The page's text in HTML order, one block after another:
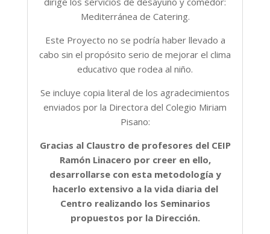
Mediterránea de Catering.
Este Proyecto no se podría haber llevado a
cabo sin el propósito serio de mejorar el clima
educativo que rodea al niño.
Se incluye copia literal de los agradecimientos
enviados por la Directora del Colegio Miriam
Pisano:
Gracias al Claustro de profesores del CEIP
Ramón Linacero por creer en ello,
desarrollarse con esta metodología y
hacerlo extensivo a la vida diaria del
Centro realizando los Seminarios
propuestos por la Dirección.